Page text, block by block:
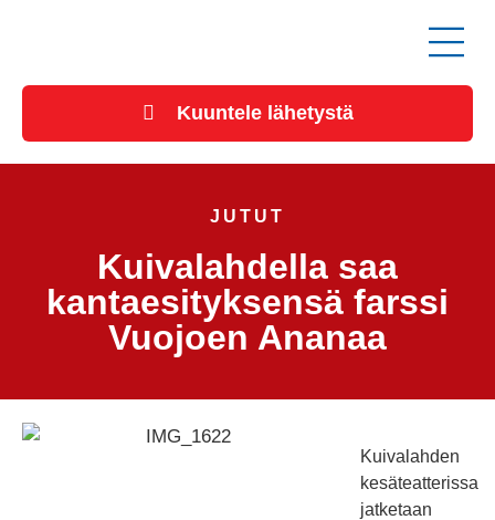
Kuuntele lähetystä
JUTUT
Kuivalahdella saa
kantaesityksensä farssi
Vuojoen Ananaa
Kuivalahden
kesäteatterissa
jatketaan